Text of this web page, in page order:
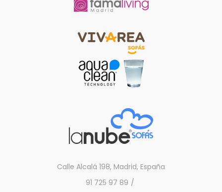
Calle Alcalá 198, Madrid, España
91 725 97 89